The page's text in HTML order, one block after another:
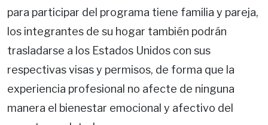
para participar del programa tiene familia y pareja,
los integrantes de su hogar también podrán
trasladarse a los Estados Unidos con sus
respectivas visas y permisos, de forma que la
experiencia profesional no afecte de ninguna
manera el bienestar emocional y afectivo del